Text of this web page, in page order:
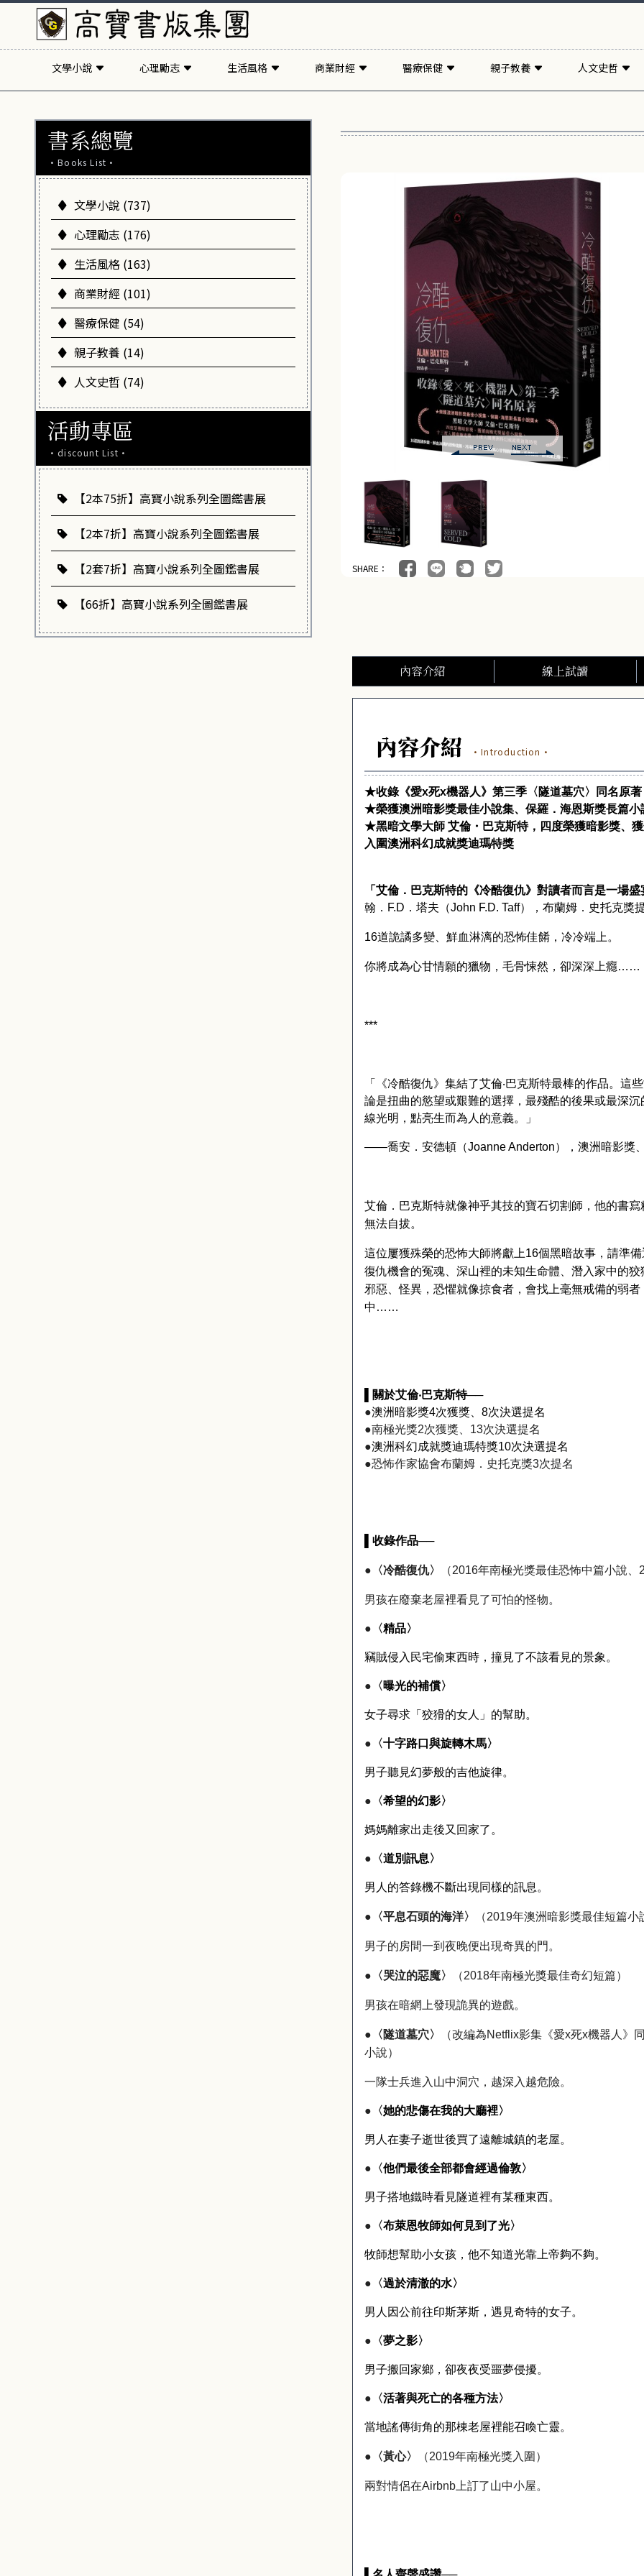
文學小說 心理勵志 生活風格 商業財經 醫療保健 親子教養 人文史哲
書系總覽
·Books List·
文學小說 (737)
心理勵志 (176)
生活風格 (163)
商業財經 (101)
醫療保健 (54)
親子教養 (14)
人文史哲 (74)
活動專區
·discount List·
【2本75折】高寶小說系列全圖鑑書展
【2本7折】高寶小說系列全圖鑑書展
【2套7折】高寶小說系列全圖鑑書展
【66折】高寶小說系列全圖鑑書展
SHARE：
內容介紹 線上試讀
內容介紹 ·Introduction·
★收錄《愛x死x機器人》第三季〈隧道墓穴〉同名原著
★榮獲澳洲暗影獎最佳小說集、保羅．海恩斯獎長篇小
★黑暗文學大師 艾倫・巴克斯特，四度榮獲暗影獎、
入圍澳洲科幻成就獎迪瑪特獎
「艾倫．巴克斯特的《冷酷復仇》對讀者而言是一場
翰． F.D ．塔夫（John F.D. Taff），布蘭姆．史托克獎
16道詭譎多變、鮮血淋漓的恐怖佳餚，冷冷端上。
你將成為心甘情願的獵物，毛骨悚然，卻深深上癮……
***
「《冷酷復仇》集結了艾倫‧巴克斯特最棒的作品。
論是扭曲的慾望或艱難的選擇，最殘酷的後果或最深
線光明，點亮生而為人的意義。」
——喬安．安德頓（Joanne Anderton），澳洲暗影獎
艾倫．巴克斯特就像神乎其技的寶石切割師，他的書
無法自拔。
這位屢獲殊榮的恐怖大師將獻上16個黑暗故事，請準
復仇機會的冤魂、深山裡的未知生命體、潛入家中的
邪惡、怪異，恐懼就像掠食者，會找上毫無戒備的弱
中 ……
關於艾倫‧巴克斯特──
●澳洲暗影獎4次獲獎、 8次決選提名
●南極光獎2次獲獎、 13次決選提名
●澳洲科幻成就獎迪瑪特獎10次決選提名
●恐怖作家協會布蘭姆．史托克獎3次提名
收錄作品──
● 〈冷酷復仇〉 （2016年南極光獎最佳恐怖中篇小說、
男孩在廢棄老屋裡看見了可怕的怪物。
● 〈精品〉
竊賊侵入民宅偷東西時，撞見了不該看見的景象。
● 〈曝光的補償〉
女子尋求「狡猾的女人」的幫助。
● 〈十字路口與旋轉木馬〉
男子聽見幻夢般的吉他旋律。
● 〈希望的幻影〉
媽媽離家出走後又回家了。
● 〈道別訊息〉
男人的答錄機不斷出現同樣的訊息。
● 〈平息石頭的海洋〉 （2019年澳洲暗影獎最佳短篇小
男子的房間一到夜晚便出現奇異的門。
● 〈哭泣的惡魔〉 （2018年南極光獎最佳奇幻短篇）
男孩在暗網上發現詭異的遊戲。
● 〈隧道墓穴〉 （改編為Netflix影集《愛x死x機器人》
小說）
一隊士兵進入山中洞穴，越深入越危險。
● 〈她的悲傷在我的大廳裡〉
男人在妻子逝世後買了遠離城鎮的老屋。
● 〈他們最後全部都會經過倫敦〉
男子搭地鐵時看見隧道裡有某種東西。
● 〈布萊恩牧師如何見到了光〉
牧師想幫助小女孩，他不知道光靠上帝夠不夠。
● 〈過於清澈的水〉
男人因公前往印斯茅斯，遇見奇特的女子。
● 〈夢之影〉
男子搬回家鄉，卻夜夜受噩夢侵擾。
● 〈活著與死亡的各種方法〉
當地謠傳街角的那棟老屋裡能召喚亡靈。
● 〈黃心〉 （2019年南極光獎入圍）
兩對情侶在Airbnb 上訂了山中小屋。